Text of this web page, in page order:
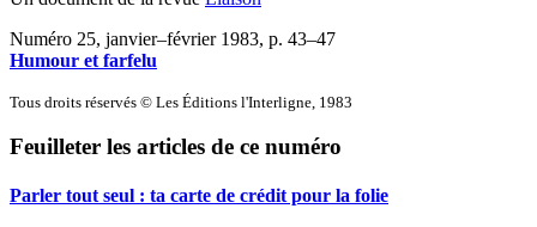
Numéro 25, janvier–février 1983, p. 43–47
Humour et farfelu
Tous droits réservés © Les Éditions l'Interligne, 1983
Feuilleter les articles de ce numéro
Parler tout seul : ta carte de crédit pour la folie